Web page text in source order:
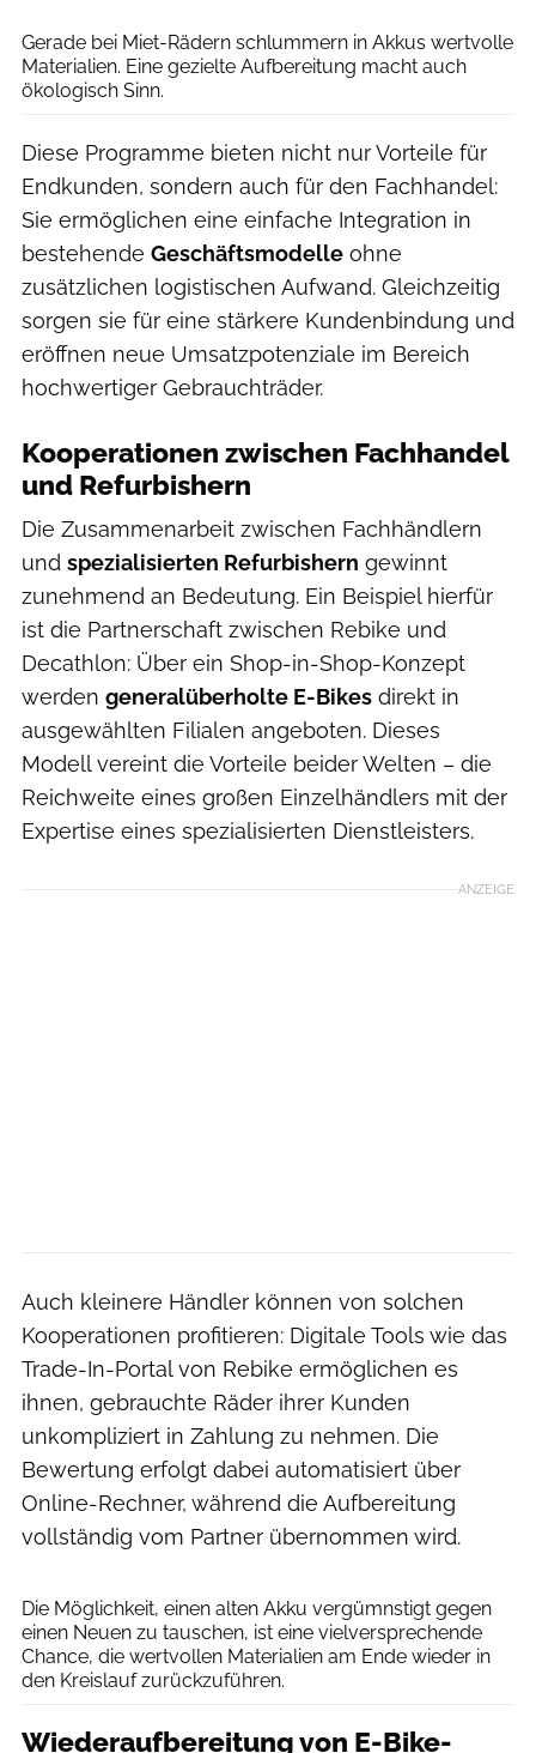
Gerade bei Miet-Rädern schlummern in Akkus wertvolle
Materialien. Eine gezielte Aufbereitung macht auch
ökologisch Sinn.
Diese Programme bieten nicht nur Vorteile für
Endkunden, sondern auch für den Fachhandel:
Sie ermöglichen eine einfache Integration in
bestehende Geschäftsmodelle ohne
zusätzlichen logistischen Aufwand. Gleichzeitig
sorgen sie für eine stärkere Kundenbindung und
eröffnen neue Umsatzpotenziale im Bereich
hochwertiger Gebrauchträder.
Kooperationen zwischen Fachhandel
und Refurbishern
Die Zusammenarbeit zwischen Fachhändlern
und spezialisierten Refurbishern gewinnt
zunehmend an Bedeutung. Ein Beispiel hierfür
ist die Partnerschaft zwischen Rebike und
Decathlon: Über ein Shop-in-Shop-Konzept
werden generalüberholte E-Bikes direkt in
ausgewählten Filialen angeboten. Dieses
Modell vereint die Vorteile beider Welten – die
Reichweite eines großen Einzelhändlers mit der
Expertise eines spezialisierten Dienstleisters.
ANZEIGE
Auch kleinere Händler können von solchen
Kooperationen profitieren: Digitale Tools wie das
Trade-In-Portal von Rebike ermöglichen es
ihnen, gebrauchte Räder ihrer Kunden
unkompliziert in Zahlung zu nehmen. Die
Bewertung erfolgt dabei automatisiert über
Online-Rechner, während die Aufbereitung
vollständig vom Partner übernommen wird.
Die Möglichkeit, einen alten Akku vergümnstigt gegen
einen Neuen zu tauschen, ist eine vielversprechende
Chance, die wertvollen Materialien am Ende wieder in
den Kreislauf zurückzuführen.
Wiederaufbereitung von E-Bike-